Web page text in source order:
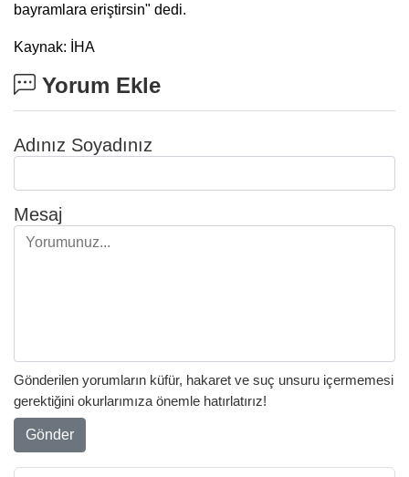
bayramlara eriştirsin" dedi.
Kaynak: İHA
Yorum Ekle
Adınız Soyadınız
Mesaj
Gönderilen yorumların küfür, hakaret ve suç unsuru içermemesi
gerektiğini okurlarımıza önemle hatırlatırız!
Gönder